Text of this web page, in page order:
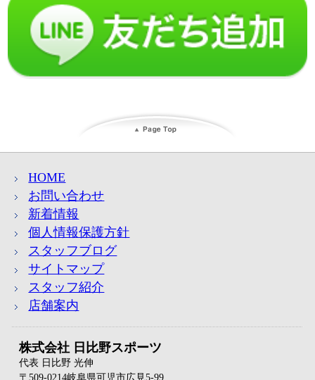
HOME
お問い合わせ
新着情報
個人情報保護方針
スタッフブログ
サイトマップ
スタッフ紹介
店舗案内
株式会社 日比野スポーツ
代表 日比野 光伸
〒509-0214岐阜県可児市広見5-99